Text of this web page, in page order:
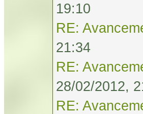
19:10
RE:
21:34
RE:
28/02/2012,
RE: